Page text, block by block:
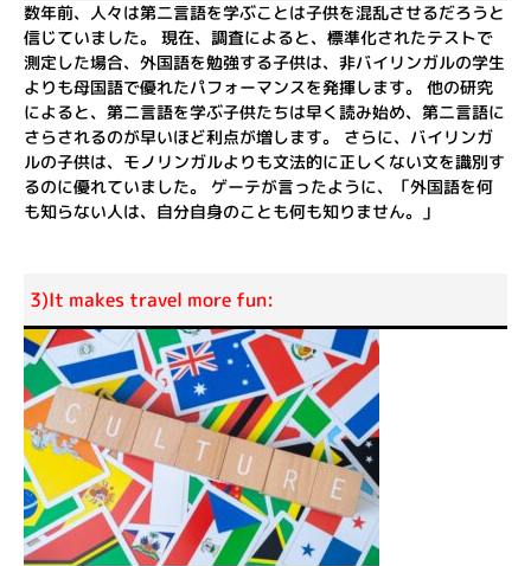
数年前、人々は第二言語を学ぶことは子供を混乱させるだろうと
信じていました。 現在、調査によると、標準化されたテストで
測定した場合、外国語を勉強する子供は、非バイリンガルの学生
よりも母国語で優れたパフォーマンスを発揮します。 他の研究
によると、第二言語を学ぶ子供たちは早く読み始め、第二言語に
さらされるのが早いほど利点が増します。 さらに、バイリンガ
ルの子供は、モノリンガルよりも文法的に正しくない文を識別す
るのに優れていました。 ゲーテが言ったように、「外国語を何
も知らない人は、自分自身のことも何も知りません。」
3)It makes travel more fun: